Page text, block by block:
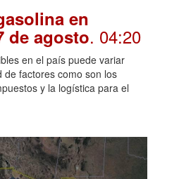
en
de agosto. 04:20
en el país puede variar
de factores como son los
y la logística para el